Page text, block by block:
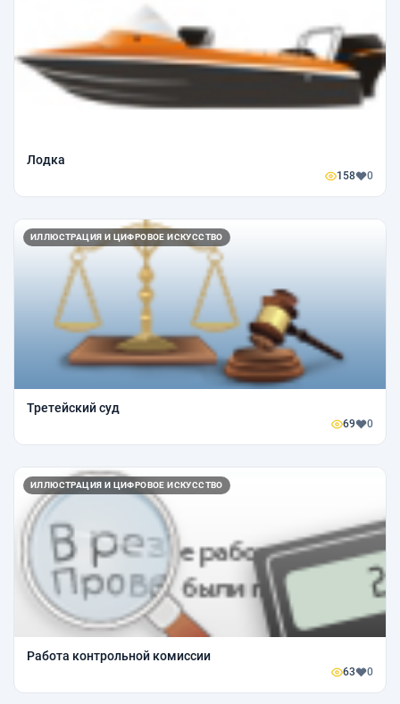
Лодка
158 0
ИЛЛЮСТРАЦИЯ И ЦИФРОВОЕ ИСКУССТВО
Третейский суд
69 0
ИЛЛЮСТРАЦИЯ И ЦИФРОВОЕ ИСКУССТВО
Работа контрольной комиссии
63 0